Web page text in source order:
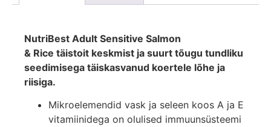
NutriBest Adult Sensitive Salmon
& Rice täistoit keskmist ja suurt tõugu tundliku
seedimisega täiskasvanud koertele lõhe ja
riisiga.
Mikroelemendid vask ja seleen koos A ja E
vitamiinidega on olulised immuunsüsteemi